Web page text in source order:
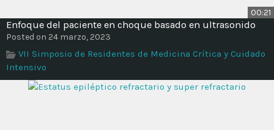
00:21
Enfoque del paciente en choque basado en ultrasonido
Posted on 24 marzo, 2023
VII Simposio de Residentes de Medicina Crítica y Cuidado
Intensivo